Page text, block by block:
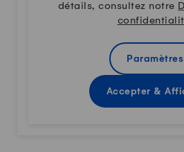
détails, consultez notre
Paramètres
Accepter &